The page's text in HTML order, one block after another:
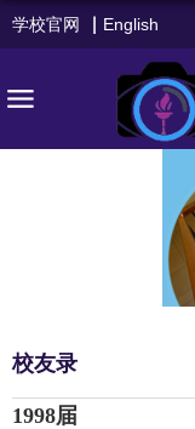
学校官网 English
校友录
1998届